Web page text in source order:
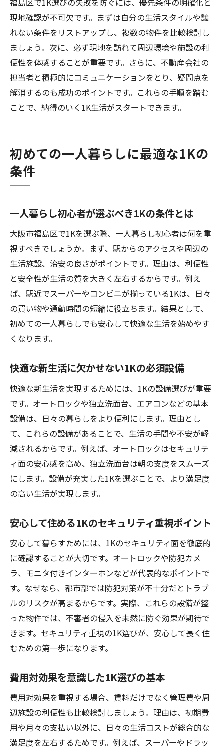
現地確認が不可欠です。まずは自分の生活スタイルや譲
れない条件をリストアップし、複数の物件を比較検討し
ましょう。次に、必ず現地を訪れて周辺環境や施設の利
便性を体感することが重要です。さらに、不動産会社の
担当者と積極的にコミュニケーションをとり、疑問点を
解消するのも成功のポイントです。これらの手順を踏む
ことで、納得のいく1K生活がスタートできます。
初めての一人暮らしに最適な1Kの
条件
一人暮らし初心者が選ぶべき1Kの条件とは
大阪市福島区で1Kを選ぶ際、一人暮らし初心者は何を重
視すべきでしょうか。まず、駅からのアクセスや周辺の
生活施設、治安の良さがポイントです。理由は、利便性
と安全性が生活の質を大きく左右するからです。例え
ば、駅近でスーパーやコンビニが揃っている1Kは、日々
の買い物や通勤時間の短縮に役立ちます。結果として、
初めての一人暮らしでも安心して快適な生活を始めやす
くなります。
快適な新生活に欠かせない1Kの必須設備
快適な新生活を実現するためには、1Kの設備選びが重要
です。オートロックや独立洗面台、エアコンなどの基本
設備は、日々の暮らしをより便利にします。理由とし
て、これらの設備があることで、生活の手間や不安が軽
減されるからです。例えば、オートロックはセキュリテ
ィ面の安心感を高め、独立洗面台は朝の支度をスムーズ
にします。設備が充実した1Kを選ぶことで、より満足度
の高い生活が実現します。
安心して住める1Kのセキュリティ重視ポイント
安心して暮らすためには、1Kのセキュリティ面を徹底的
に確認することが大切です。オートロックや防犯カメ
ラ、モニタ付きインターホンなどが代表的なポイントで
す。なぜなら、都市部では防犯対策が不十分だとトラブ
ルのリスクが高まるからです。実際、これらの設備が整
った物件では、不審者の侵入を未然に防ぐ効果が期待で
きます。セキュリティ重視の1K選びが、安心して長く住
むための第一歩になります。
費用対効果を意識した1K選びの基本
費用対効果を重視する場合、賃料だけでなく管理費や周
辺施設の利便性も比較検討しましょう。理由は、初期費
用や月々の支払い以外に、日々の生活コストが総合的な
満足度を左右するためです。例えば、スーパーやドラッ